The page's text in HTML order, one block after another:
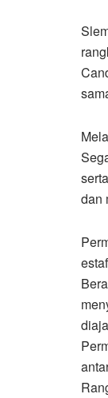
dan